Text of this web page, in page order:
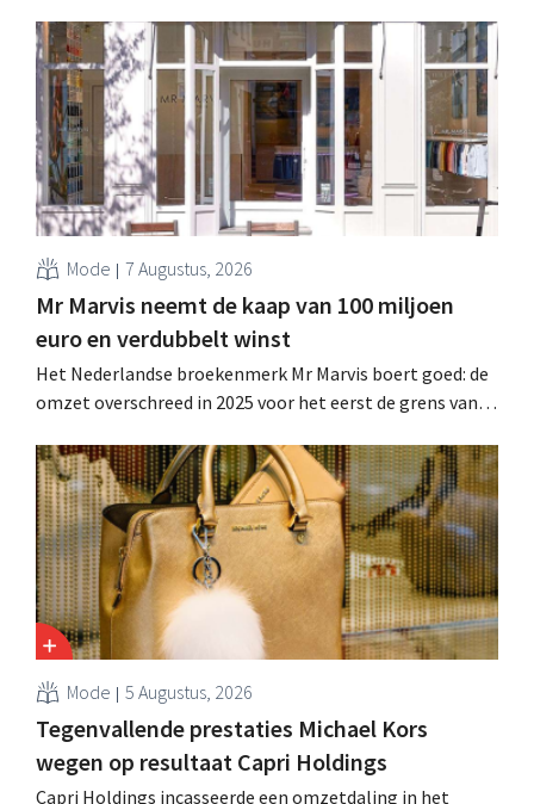
Mode 7 Augustus, 2026
Mr Marvis neemt de kaap van 100 miljoen
euro en verdubbelt winst
Het Nederlandse broekenmerk Mr Marvis boert goed: de
omzet overschreed in 2025 voor het eerst de grens van
marketinginvesteringen blijken te lonen.
Mode 5 Augustus, 2026
Tegenvallende prestaties Michael Kors
wegen op resultaat Capri Holdings
Capri Holdings incasseerde een omzetdaling in het